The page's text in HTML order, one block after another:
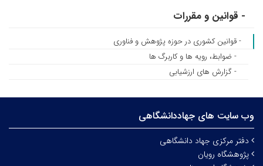
- قوانین و مقررات
- قوانین کشوری در حوزه پژوهش و فناوری
- ضوابط، رویه ها و کاربرگ ها
- گزارش های ارزشیابی
وب سایت های جهاددانشگاهی
دفتر مرکزی جهاد دانشگاهی
پژوهشگاه رویان